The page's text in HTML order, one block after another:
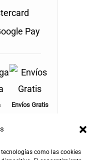
como las cookies
Envíos Gratis